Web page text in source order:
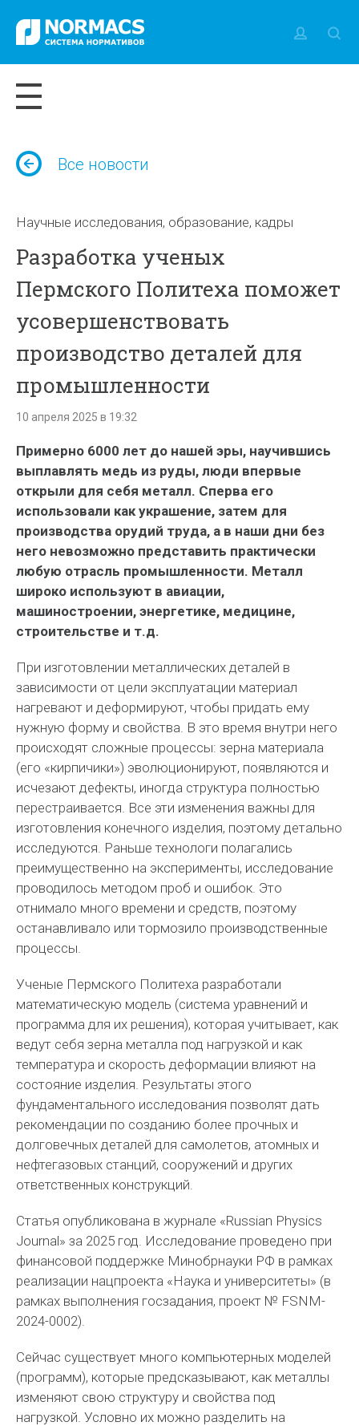
Все новости
Научные исследования, образование, кадры
Разработка ученых
Пермского Политеха поможет
усовершенствовать
производство деталей для
промышленности
10 апреля 2025 в 19:32
Примерно 6000 лет до нашей эры, научившись
выплавлять медь из руды, люди впервые
открыли для себя металл. Сперва его
использовали как украшение, затем для
производства орудий труда, а в наши дни без
него невозможно представить практически
любую отрасль промышленности. Металл
широко используют в авиации,
машиностроении, энергетике, медицине,
строительстве и т.д.
При изготовлении металлических деталей в
зависимости от цели эксплуатации материал
нагревают и деформируют, чтобы придать ему
нужную форму и свойства. В это время внутри него
происходят сложные процессы: зерна материала
(его «кирпичики») эволюционируют, появляются и
исчезают дефекты, иногда структура полностью
перестраивается. Все эти изменения важны для
изготовления конечного изделия, поэтому детально
исследуются. Раньше технологи полагались
преимущественно на эксперименты, исследование
проводилось методом проб и ошибок. Это
отнимало много времени и средств, поэтому
останавливало или тормозило производственные
процессы.
Ученые Пермского Политеха разработали
математическую модель (система уравнений и
программа для их решения), которая учитывает, как
ведут себя зерна металла под нагрузкой и как
температура и скорость деформации влияют на
состояние изделия. Результаты этого
фундаментального исследования позволят дать
рекомендации по созданию более прочных и
долговечных деталей для самолетов, атомных и
нефтегазовых станций, сооружений и других
ответственных конструкций.
Статья опубликована в журнале «Russian Physics
Journal» за 2025 год. Исследование проведено при
финансовой поддержке Минобрнауки РФ в рамках
реализации нацпроекта «Наука и университеты» (в
рамках выполнения госзадания, проект № FSNM-
2024-0002).
Сейчас существует много компьютерных моделей
(программ), которые предсказывают, как металлы
изменяют свою структуру и свойства под
нагрузкой. Условно их можно разделить на